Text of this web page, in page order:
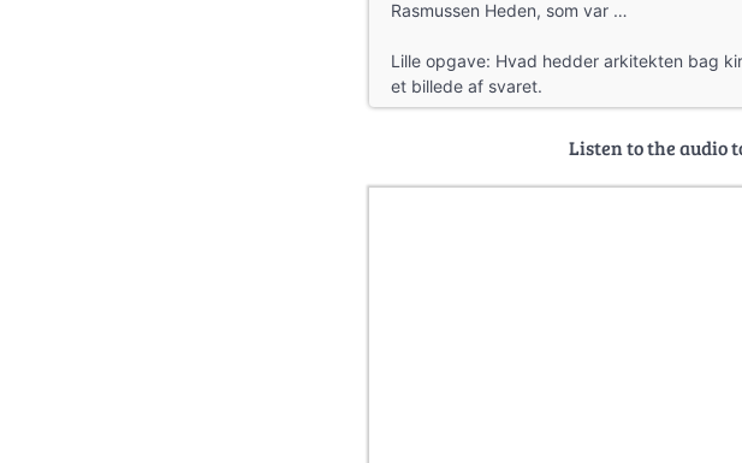
Rasmussen Heden, som var …
Lille opgave: Hvad hedder arkitekten bag
et billede af svaret.
Listen to the audio